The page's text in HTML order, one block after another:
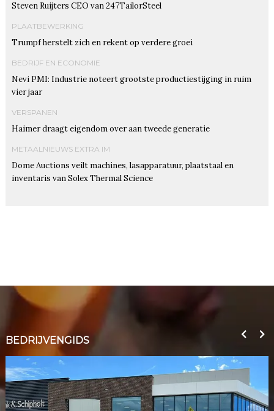
Steven Ruijters CEO van 247TailorSteel
PLAATBEWERKING
Trumpf herstelt zich en rekent op verdere groei
BEDRIJF EN ECONOMIE
Nevi PMI: Industrie noteert grootste productiestijging in ruim
vier jaar
VERSPANEN
Haimer draagt eigendom over aan tweede generatie
METAALNIEUWS EXTRA IM
Dome Auctions veilt machines, lasapparatuur, plaatstaal en
inventaris van Solex Thermal Science
BEDRIJVENGIDS